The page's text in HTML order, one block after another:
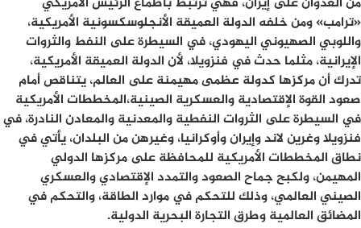
«ترامب» ومن خلفه الدولة العميقة الأنجلوسكسونية الأمريكية،
واللوبي الصهيوني اليهودي، في السيطرة على النفط والثروات
الإيرانية، مثلما حدث في فنزويلا، لأن الدولة العميقة الأمريكية،
تدرك أن مركزها كدولة عظمى مهيمنة على العالم، يتناقص أمام
صعود القوة الإقتصادية والعسكرية الصينية،المخططات الأمريكية
في السيطرة على الثروات النفطية والمعدنية والمعادن النادرة، في
فنزويلا وغرين لاند وإيران وأوكرانيا، وغيرهن من البلدان، يأتي في
نطاق المخططات الأمريكية للمحافظة على مركزها الدولي
المهيمن، ولكبح جماح الصعود والتمدد الإقتصادي والعسكري
الصيني العالمي، وذلك للتحكم في موارد الطاقة، والتحكم في
المضائق العالمية وطرق التجارة البحرية الدولية.